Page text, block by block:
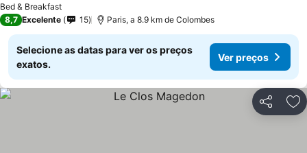
Bed & Breakfast
8,7 Excelente 15 Paris, a 8.9 km de Colombes
Selecione as datas para ver os preços
exatos.
Ver preços
Partilhar